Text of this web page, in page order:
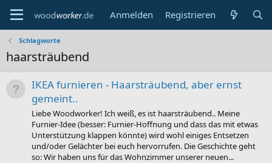
Anmelden Registrieren
Schlagworte
haarsträubend
IKEA furnieren - Haarsträubend, aber ernst
gemeint..
Liebe Woodworker! Ich weiß, es ist haarsträubend.. Meine
Furnier-Idee (besser: Furnier-Hoffnung und dass das mit etwas
Unterstützung klappen könnte) wird wohl einiges Entsetzen
und/oder Gelächter bei euch hervorrufen. Die Geschichte geht
so: Wir haben uns für das Wohnzimmer unserer neuen...